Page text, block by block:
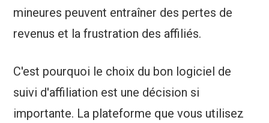
mineures peuvent entraîner des pertes de
revenus et la frustration des affiliés.
C'est pourquoi le choix du bon logiciel de
suivi d'affiliation est une décision si
importante. La plateforme que vous utilisez